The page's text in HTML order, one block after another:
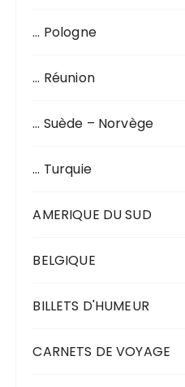
… Pologne
… Réunion
… Suède – Norvège
… Turquie
AMERIQUE DU SUD
BELGIQUE
BILLETS D'HUMEUR
CARNETS DE VOYAGE